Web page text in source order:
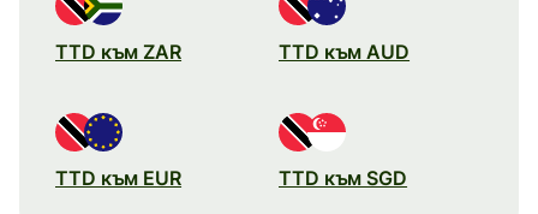
TTD към ZAR TTD към AUD
TTD към EUR TTD към SGD